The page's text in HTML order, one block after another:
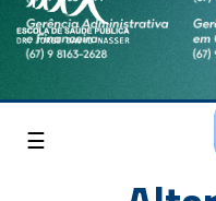
☰